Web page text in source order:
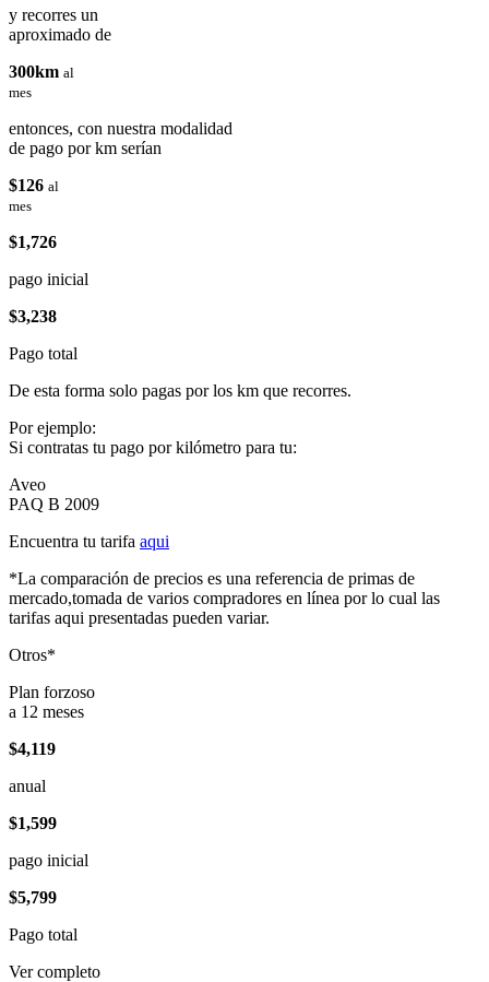
y recorres un
aproximado de
300km al
mes
entonces, con nuestra modalidad
de pago por km serían
$126 al
mes
$1,726
pago inicial
$3,238
Pago total
De esta forma solo pagas por los km que recorres.
Por ejemplo:
Si contratas tu pago por kilómetro para tu:
Aveo
PAQ B 2009
Encuentra tu tarifa aqui
*La comparación de precios es una referencia de primas de
mercado,tomada de varios compradores en línea por lo cual las
tarifas aqui presentadas pueden variar.
Otros*
Plan forzoso
a 12 meses
$4,119
anual
$1,599
pago inicial
$5,799
Pago total
Ver completo